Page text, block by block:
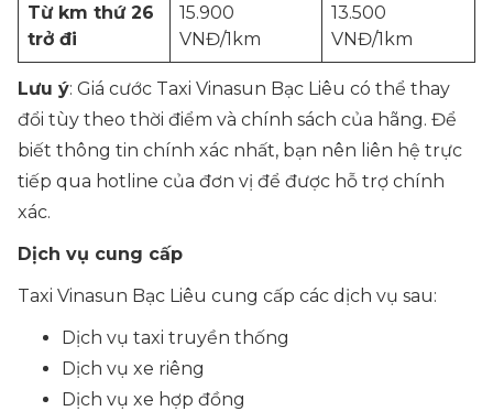
Từ km thứ 26
trở đi
15.900
VNĐ/1km
13.500
VNĐ/1km
Lưu ý: Giá cước Taxi Vinasun Bạc Liêu có thể thay
đổi tùy theo thời điểm và chính sách của hãng. Để
biết thông tin chính xác nhất, bạn nên liên hệ trực
tiếp qua hotline của đơn vị để được hỗ trợ chính
xác.
Dịch vụ cung cấp
Taxi Vinasun Bạc Liêu cung cấp các dịch vụ sau:
Dịch vụ taxi truyền thống
Dịch vụ xe riêng
Dịch vụ xe hợp đồng